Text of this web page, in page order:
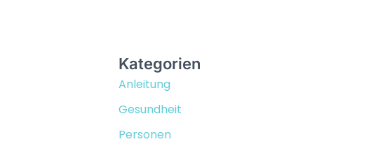
Kategorien
Anleitung
Gesundheit
Personen